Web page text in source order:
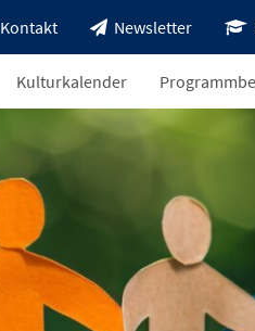
Kontakt Newsletter
Kulturkalender